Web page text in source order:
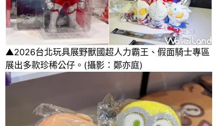
▲2026台北玩具展野獸國超人力霸王、假面騎士專區
展出多款珍稀公仔。(攝影：鄭亦庭)